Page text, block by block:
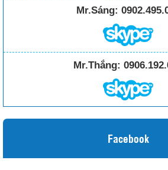
Mr.Sáng:
Mr.Thắng:
Facebook